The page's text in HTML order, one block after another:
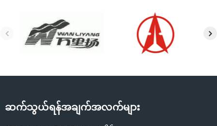
ဆက်သွယ်ရန်အချက်အလက်များ